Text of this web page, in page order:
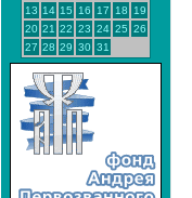
13 14 15 16 17 18
19
20 21 22 23 24 25 26
27 28 29 30 31